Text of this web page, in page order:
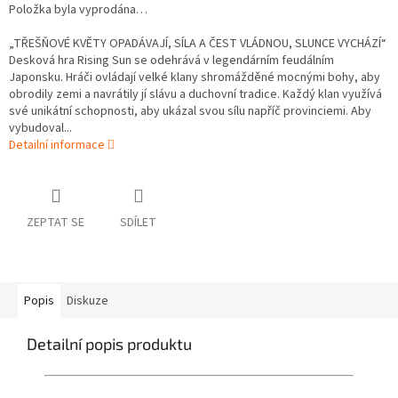
Položka byla vyprodána…
„TŘEŠŇOVÉ KVĚTY OPADÁVAJÍ, SÍLA A ČEST VLÁDNOU, SLUNCE VYCHÁZÍ“
Desková hra Rising Sun se odehrává v legendárním feudálním
Japonsku. Hráči ovládají velké klany shromážděné mocnými bohy, aby
obrodily zemi a navrátily jí slávu a duchovní tradice. Každý klan využívá
své unikátní schopnosti, aby ukázal svou sílu napříč provinciemi. Aby
vybudoval...
Detailní informace
ZEPTAT SE SDÍLET
Popis Diskuze
Detailní popis produktu